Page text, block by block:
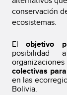
conservación
ecosistemas.
Elobjetivo
posibilidad
colectivas
en las
Bolivia.